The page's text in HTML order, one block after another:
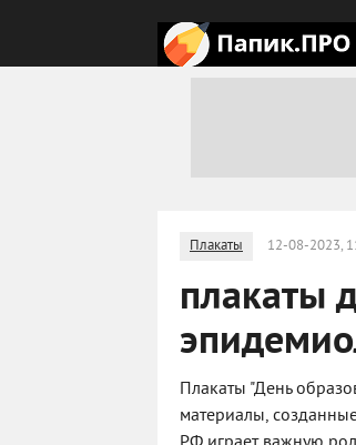
Плакаты 12-08-2023,
плакаты
Плакаты "День
материалы,